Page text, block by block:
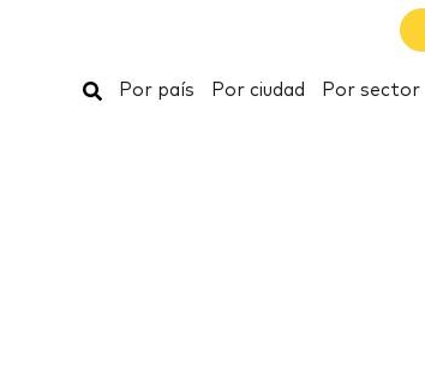
Buscar
Por país Por ciudad Por sector